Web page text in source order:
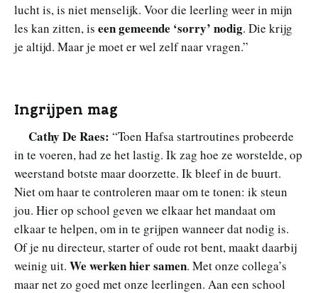
lucht is, is niet menselijk. Voor die leerling weer in mijn
les kan zitten, is een gemeende ‘sorry’ nodig. Die krijg
je altijd. Maar je moet er wel zelf naar vragen.”
Ingrijpen mag
Cathy De Raes: “Toen Hafsa startroutines probeerde
in te voeren, had ze het lastig. Ik zag hoe ze worstelde, op
weerstand botste maar doorzette. Ik bleef in de buurt.
Niet om haar te controleren maar om te tonen: ik steun
jou. Hier op school geven we elkaar het mandaat om
elkaar te helpen, om in te grijpen wanneer dat nodig is.
Of je nu directeur, starter of oude rot bent, maakt daarbij
weinig uit. We werken hier samen. Met onze collega’s
maar net zo goed met onze leerlingen. Aan een school